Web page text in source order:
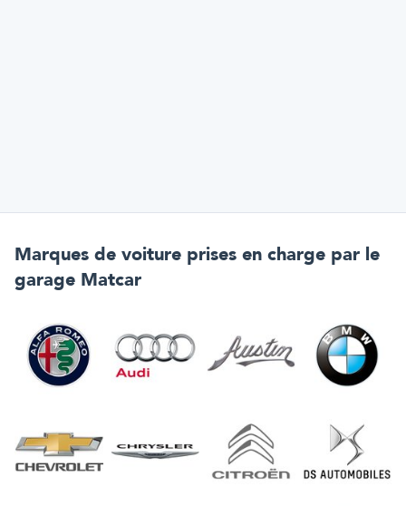
Marques de voiture prises en charge par le
garage Matcar